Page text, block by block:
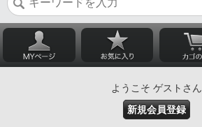
ようこそ ゲストさん
新規会員登録